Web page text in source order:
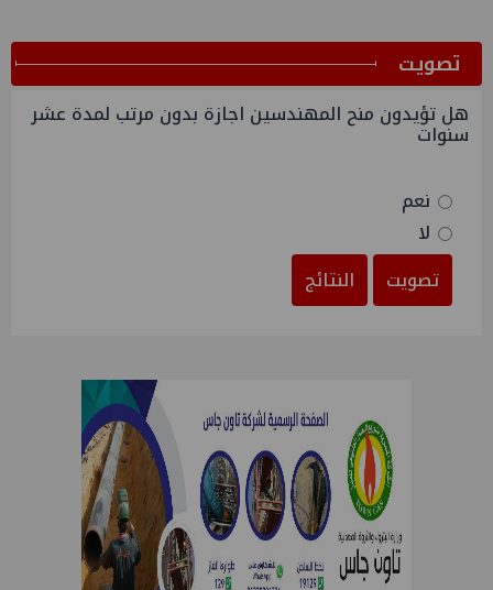
ﺗﺼﻮﻳﺖ
هل تؤيدون منح المهندسين اجازة بدون مرتب لمدة عشر
سنوات
نعم
لا
تصويت
النتائج